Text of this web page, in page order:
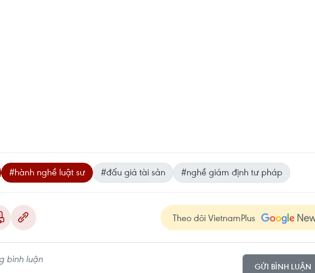
#hành nghề luật sư #đấu giá tài sản #nghề giám định tư pháp
Theo dõi VietnamPlus
GỬI BÌNH LUẬN